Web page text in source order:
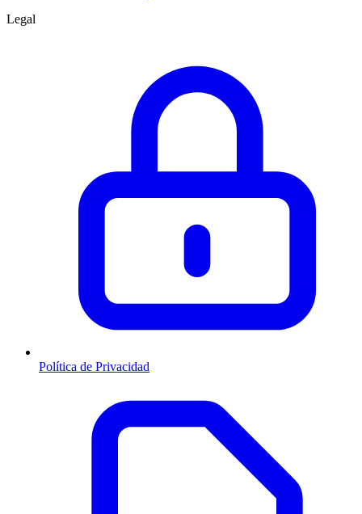
Legal
Política de Privacidad